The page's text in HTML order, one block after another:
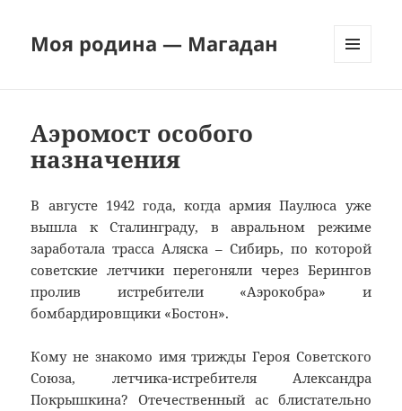
Моя родина — Магадан
Аэромост особого
назначения
В августе 1942 года, когда армия Паулюса уже
вышла к Сталинграду, в авральном режиме
заработала трасса Аляска – Сибирь, по которой
советские летчики перегоняли через Берингов
пролив истребители «Аэрокобра» и
бомбардировщики «Бостон».
Кому не знакомо имя трижды Героя Советского
Союза, летчика-истребителя Александра
Покрышкина? Отечественный ас блистательно